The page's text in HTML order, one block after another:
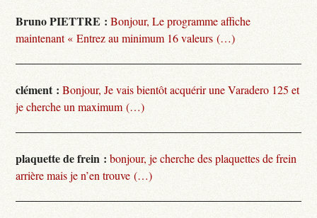
Bruno PIETTRE : Bonjour, Le programme affiche
maintenant « Entrez au minimum 16 valeurs (…)
clément : Bonjour, Je vais bientôt acquérir une Varadero 125 et
je cherche un maximum (…)
plaquette de frein : bonjour, je cherche des plaquettes de frein
arrière mais je n’en trouve (…)